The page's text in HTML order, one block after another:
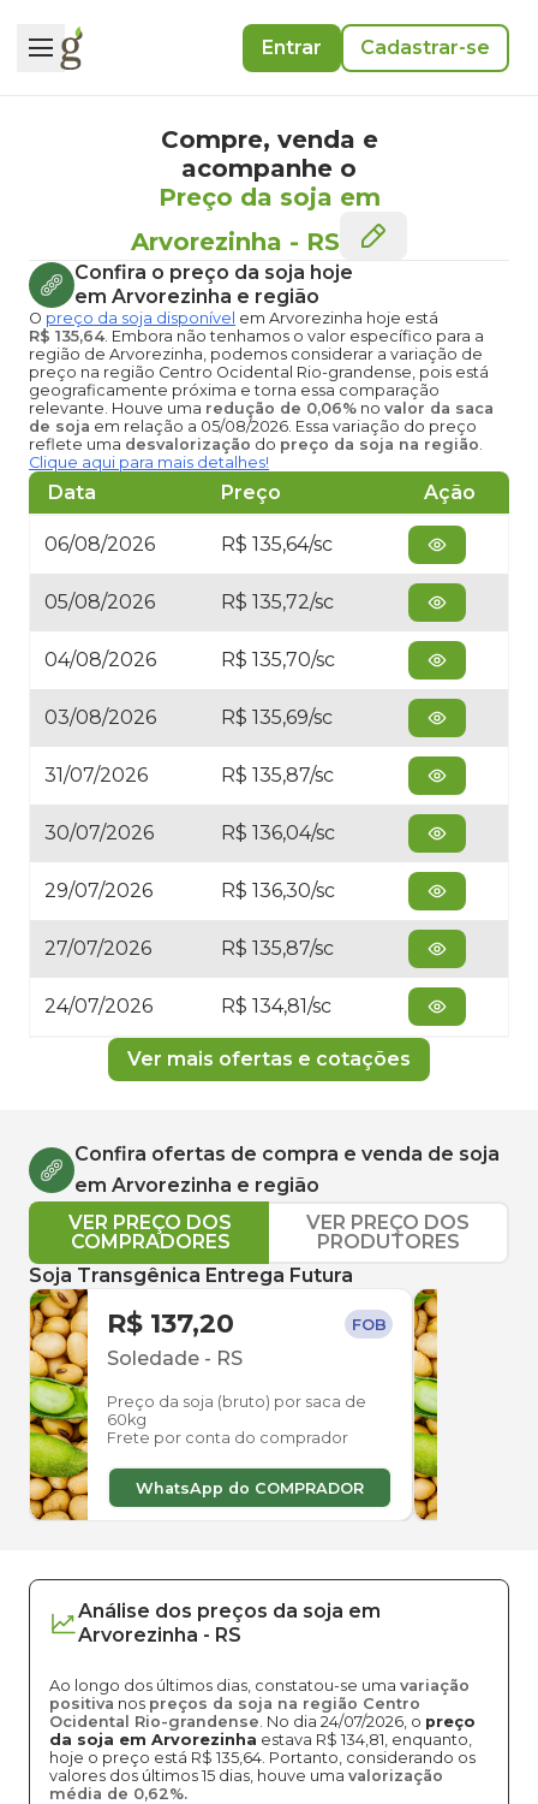
Entrar Cadastrar-se
Compre, venda e
acompanhe o
Preço da soja em
Arvorezinha - RS
Confira o preço da soja hoje
em Arvorezinha e região
O preço da soja disponível em Arvorezinha hoje está
R$ 135,64. Embora não tenhamos o valor específico para a
região de Arvorezinha, podemos considerar a variação de
preço na região Centro Ocidental Rio-grandense, pois está
geograficamente próxima e torna essa comparação
relevante. Houve uma redução de 0,06% no valor da saca
de soja em relação a 05/08/2026. Essa variação do preço
reflete uma desvalorização do preço da soja na região.
Clique aqui para mais detalhes!
Data Preço Ação
06/08/2026 R$ 135,64/sc
05/08/2026 R$ 135,72/sc
04/08/2026 R$ 135,70/sc
03/08/2026 R$ 135,69/sc
31/07/2026 R$ 135,87/sc
30/07/2026 R$ 136,04/sc
29/07/2026 R$ 136,30/sc
27/07/2026 R$ 135,87/sc
24/07/2026 R$ 134,81/sc
Ver mais ofertas e cotações
Confira ofertas de compra e venda de soja
em Arvorezinha e região
VER PREÇO DOS
COMPRADORES
VER PREÇO DOS
PRODUTORES
Soja Transgênica Entrega Futura
R$ 137,20 FOB
Soledade - RS
Preço da soja (bruto) por saca de
60kg
Frete por conta do comprador
WhatsApp do COMPRADOR
Análise dos preços da soja em
Arvorezinha - RS
Ao longo dos últimos dias, constatou-se uma variação
positiva nos preços da soja na região Centro
Ocidental Rio-grandense. No dia 24/07/2026, o preço
da soja em Arvorezinha estava R$ 134,81, enquanto,
hoje o preço está R$ 135,64. Portanto, considerando os
valores dos últimos 15 dias, houve uma valorização
média de 0,62%.